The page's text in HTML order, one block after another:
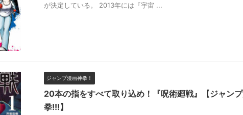
が決定している。 2013年には『宇宙 ...
ジャンプ漫画神拳！
20本の指をすべて取り込め！『呪術廻戦』【ジャン
拳!!!】